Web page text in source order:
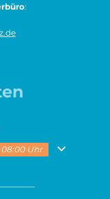
:
auszublenden
Uhr